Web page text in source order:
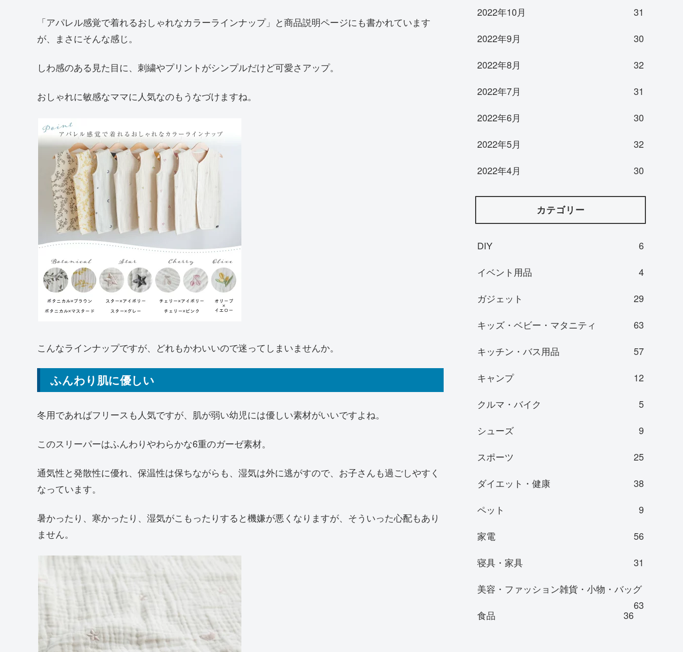
「アパレル感覚で着れるおしゃれなカラーラインナップ」と商品説明ページにも書かれています
が、まさにそんな感じ。
しわ感のある見た目に、刺繍やプリントがシンプルだけど可愛さアップ。
おしゃれに敏感なママに人気なのもうなづけますね。
こんなラインナップですが、どれもかわいいので迷ってしまいませんか。
ふんわり肌に優しい
冬用であればフリースも人気ですが、肌が弱い幼児には優しい素材がいいですよね。
このスリーパーはふんわりやわらかな6重のガーゼ素材。
通気性と発散性に優れ、保温性は保ちながらも、湿気は外に逃がすので、お子さんも過ごしやすく
なっています。
暑かったり、寒かったり、湿気がこもったりすると機嫌が悪くなりますが、そういった心配もあり
ません。
2022年10月
31
2022年9月
30
2022年8月
32
2022年7月
31
2022年6月
30
2022年5月
32
2022年4月
30
カテゴリー
DIY
6
イベント用品
4
ガジェット
29
キッズ・ベビー・マタニティ
63
キッチン・バス用品
57
キャンプ
12
クルマ・バイク
5
シューズ
9
スポーツ
25
ダイエット・健康
38
ペット
9
家電
56
寝具・家具
31
美容・ファッション雑貨・小物・バッグ
63
食品 36